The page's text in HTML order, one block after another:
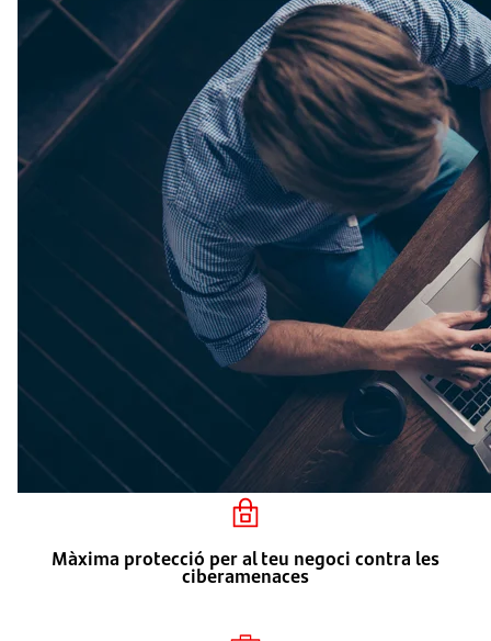
Màxima protecció per al teu negoci contra les
ciberamenaces